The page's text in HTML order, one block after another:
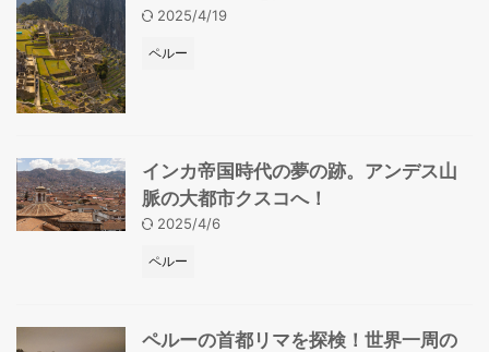
2025/4/19
ペルー
インカ帝国時代の夢の跡。アンデス山
脈の大都市クスコへ！
2025/4/6
ペルー
ペルーの首都リマを探検！世界一周の